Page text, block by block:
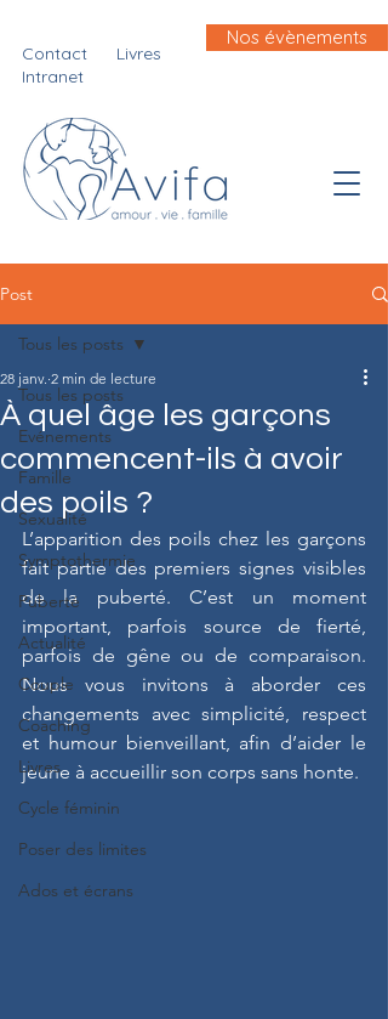
Nos évènements
Contact
Livres
Intranet
Post
Tous les posts
Evénements
Famille
Sexualité
Symptothermie
Puberté
Actualité
Couple
Coaching
Livres
Cycle féminin
Poser des limites
Ados et écrans
Tous les posts
À quel âge les garçons
commencent-ils à avoir
des poils ?
28 janv. 2 min de lecture
L’apparition des poils chez les garçons
fait partie des premiers signes visibles
de la puberté. C’est un moment
important, parfois source de fierté,
parfois de gêne ou de comparaison.
Nous vous invitons à aborder ces
changements avec simplicité, respect
et humour bienveillant, afin d’aider le
jeune à accueillir son corps sans honte.